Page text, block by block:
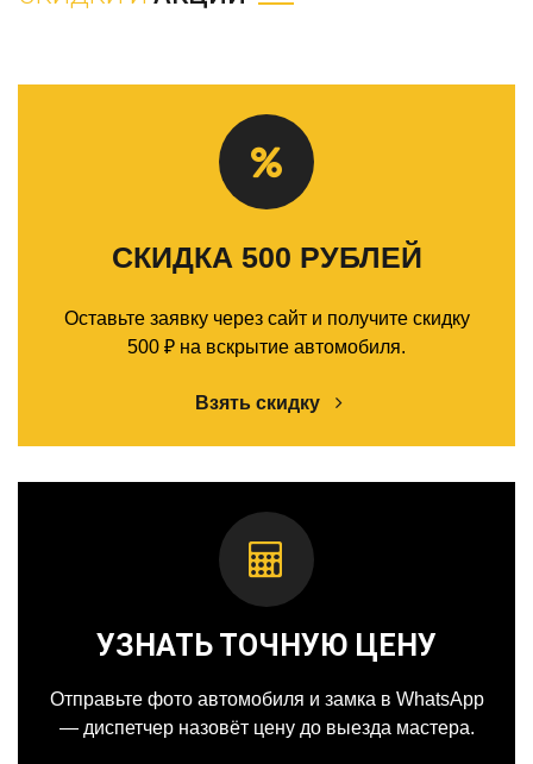
СКИДКА 500 РУБЛЕЙ
Оставьте заявку через сайт и получите скидку
500 ₽ на вскрытие автомобиля.
Взять скидку
УЗНАТЬ ТОЧНУЮ ЦЕНУ
Отправьте фото автомобиля и замка в WhatsApp
— диспетчер назовёт цену до выезда мастера.